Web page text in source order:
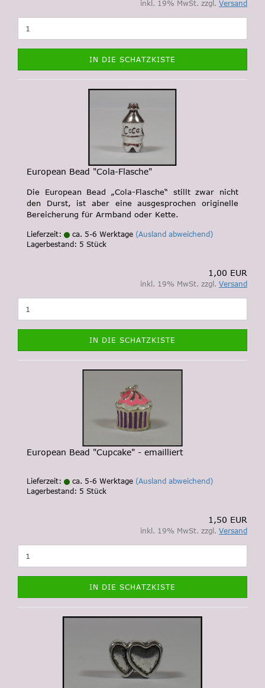
inkl. 19% MwSt. zzgl. Versand
IN DIE SCHATZKISTE
European Bead "Cola-Flasche"
Die European Bead „Cola-Flasche“ stillt zwar nicht
den Durst, ist aber eine ausgesprochen originelle
Bereicherung für Armband oder Kette.
Lieferzeit: ca. 5-6 Werktage (Ausland abweichend)
Lagerbestand: 5 Stück
1,00 EUR
inkl. 19% MwSt. zzgl. Versand
IN DIE SCHATZKISTE
European Bead "Cupcake" - emailliert
Lieferzeit: ca. 5-6 Werktage (Ausland abweichend)
Lagerbestand: 5 Stück
1,50 EUR
inkl. 19% MwSt. zzgl. Versand
IN DIE SCHATZKISTE